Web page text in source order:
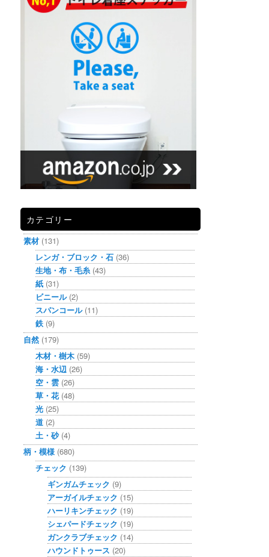
カテゴリー
素材 (131)
レンガ・ブロック・石 (36)
生地・布・毛糸(43)
紙 (31)
ビニール(2)
スパンコール(11)
鉄 (9)
自然 (179)
木材・樹木 (59)
海・水辺 (26)
空・雲 (26)
草・花(48)
光 (25)
道 (2)
土・砂(4)
柄・模様 (680)
チェック (139)
ギンガムチェック (9)
アーガイルチェック (15)
ハーリキンチェック (19)
シェパードチェック (19)
ガンクラブチェック (14)
ハウンドトゥース (20)